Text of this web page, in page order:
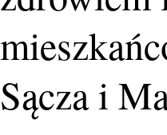
Sącza i